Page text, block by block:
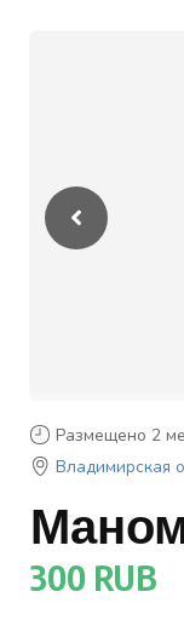
Размещено 2
Владимирская
300 RUB